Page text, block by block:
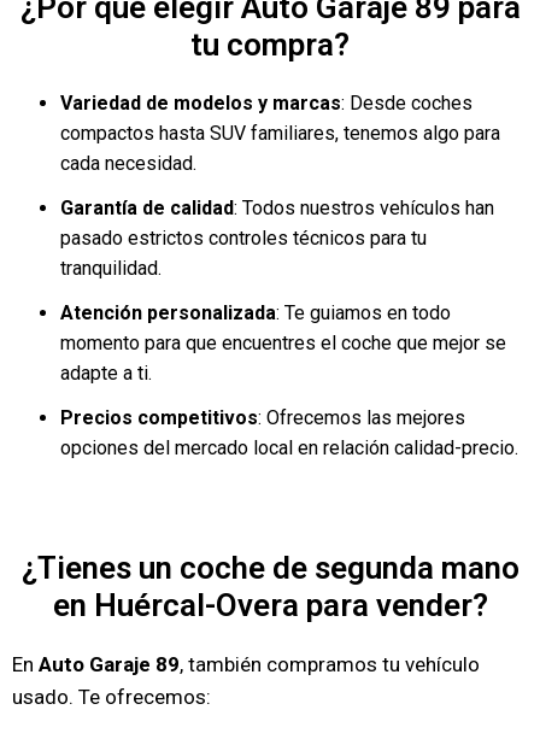
¿Por qué elegir Auto Garaje 89 para
tu compra?
Variedad de modelos y marcas: Desde coches
compactos hasta SUV familiares, tenemos algo para
cada necesidad.
Garantía de calidad: Todos nuestros vehículos han
pasado estrictos controles técnicos para tu
tranquilidad.
Atención personalizada: Te guiamos en todo
momento para que encuentres el coche que mejor se
adapte a ti.
Precios competitivos: Ofrecemos las mejores
opciones del mercado local en relación calidad-precio.
¿Tienes un coche de segunda mano
en Huércal-Overa para vender?
En Auto Garaje 89, también compramos tu vehículo
usado. Te ofrecemos: